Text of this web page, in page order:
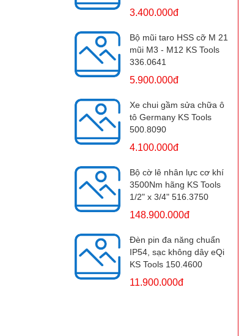
3.400.000đ
Bộ mũi taro HSS cỡ M 21
mũi M3 - M12 KS Tools
336.0641
5.900.000đ
Xe chui gầm sửa chữa ô
tô Germany KS Tools
500.8090
4.100.000đ
Bộ cờ lê nhân lực cơ khí
3500Nm hãng KS Tools
1/2" x 3/4" 516.3750
148.900.000đ
Đèn pin đa năng chuẩn
IP54, sạc không dây eQi
KS Tools 150.4600
11.900.000đ